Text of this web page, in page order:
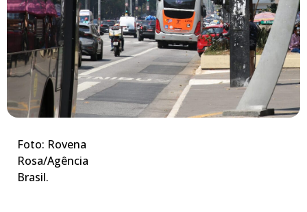
Foto: Rovena
Rosa/Agência
Brasil.